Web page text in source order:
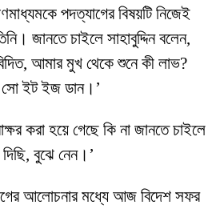
পদত্যাগের বিষয়টি নিজেই
জানতে চাইলে সাহাবুদ্দিন বলেন,
আমার মুখ থেকে শুনে কী লাভ?
ইট ইজ ডান।’
করা হয়ে গেছে কি না জানতে চাইলে
বুঝে নেন।’
আলোচনার মধ্যে আজ বিদেশ সফর